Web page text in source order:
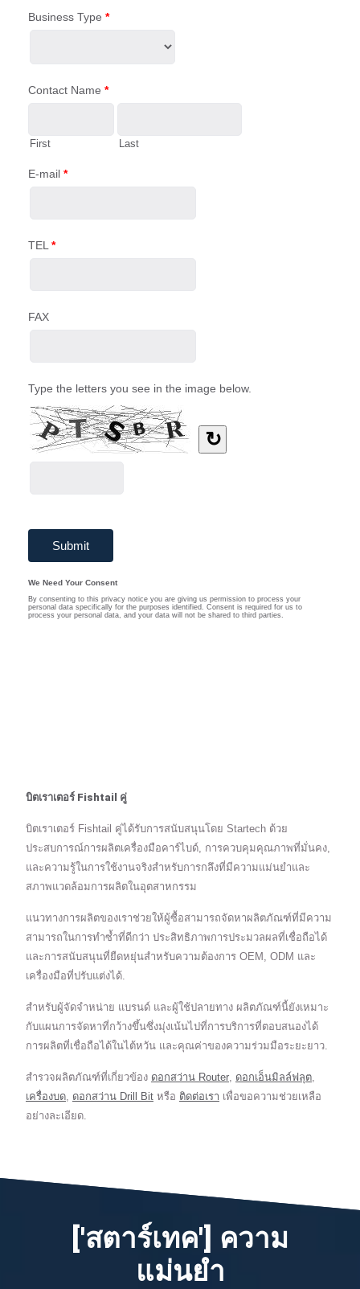
บิตเราเตอร์ Fishtail คู่
บิตเราเตอร์ Fishtail คู่ได้รับการสนับสนุนโดย Startech ด้วย
ประสบการณ์การผลิตเครื่องมือคาร์ไบด์, การควบคุมคุณภาพที่มั่นคง,
และความรู้ในการใช้งานจริงสำหรับการกลึงที่มีความแม่นยำและ
สภาพแวดล้อมการผลิตในอุตสาหกรรม
แนวทางการผลิตของเราช่วยให้ผู้ซื้อสามารถจัดหาผลิตภัณฑ์ที่มีความ
สามารถในการทำซ้ำที่ดีกว่า ประสิทธิภาพการประมวลผลที่เชื่อถือได้
และการสนับสนุนที่ยืดหยุ่นสำหรับความต้องการ OEM, ODM และ
เครื่องมือที่ปรับแต่งได้.
สำหรับผู้จัดจำหน่าย แบรนด์ และผู้ใช้ปลายทาง ผลิตภัณฑ์นี้ยังเหมาะ
กับแผนการจัดหาที่กว้างขึ้นซึ่งมุ่งเน้นไปที่การบริการที่ตอบสนองได้
การผลิตที่เชื่อถือได้ในไต้หวัน และคุณค่าของความร่วมมือระยะยาว.
สำรวจผลิตภัณฑ์ที่เกี่ยวข้อง ดอกสว่าน Router, ดอกเอ็นมิลล์ฟลุต,
เครื่องบด, ดอกสว่าน Drill Bit หรือ ติดต่อเรา เพื่อขอความช่วยเหลือ
อย่างละเอียด.
['สตาร์เทค'] ความ
แม่นยำ